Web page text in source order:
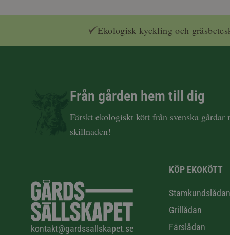
Ekologisk kyckling och
Från gården hem till dig
Färskt ekologiskt kött från svenska
skillnaden!
kontakt@gardssallskapet.se
KÖP EKOKÖTT
Stamkundslådan
Grillådan
Färslådan